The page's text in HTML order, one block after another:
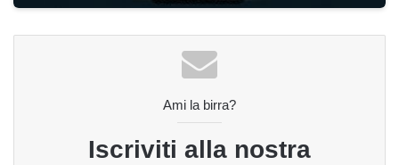
Ami la birra?
Iscriviti alla nostra